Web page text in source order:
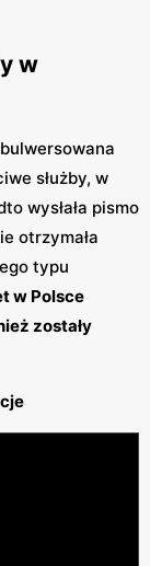
w
służby, w
wysłała pismo
otrzymała
typu
w Polsce
zostały